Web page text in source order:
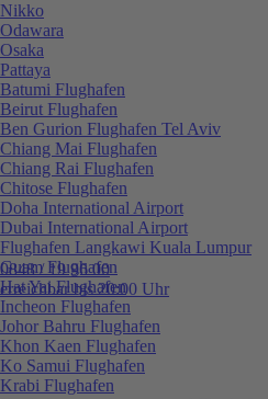
0848 / 19 96 00
erreichbar bis 20:00 Uhr
Nikko
Odawara
Osaka
Pattaya
Batumi Flughafen
Beirut Flughafen
Ben Gurion Flughafen Tel Aviv
Chiang Mai Flughafen
Chiang Rai Flughafen
Chitose Flughafen
Doha International Airport
Dubai International Airport
Flughafen Langkawi Kuala Lumpur
Guam Flughafen
Hat Yai Flughafen
Incheon Flughafen
Johor Bahru Flughafen
Khon Kaen Flughafen
Ko Samui Flughafen
Krabi Flughafen